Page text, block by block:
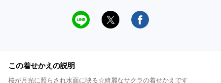
この着せかえの説明
桜が月光に照らされ水面に映る☆綺麗なサクラの着せかえです